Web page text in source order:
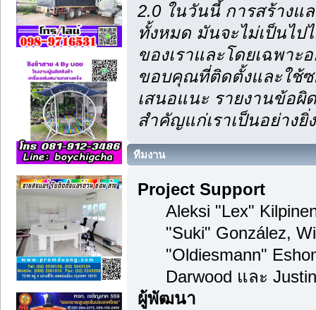
2.0 ในวันนี้ การสร้างแ
ทั้งหมด มันจะไม่เป็นไป
ของเราและโดยเฉพาะ
ขอบคุณที่ติดตั้งและใช้ซ
เสนอแนะ รายงานข้อผิ
สำคัญแก่เราเป็นอย่างยิ่ง
ทีมงาน
Project Support
Aleksi "Lex"
"Suki" González,
"Oldiesmann"
Darwood และ
ผู้พัฒนา